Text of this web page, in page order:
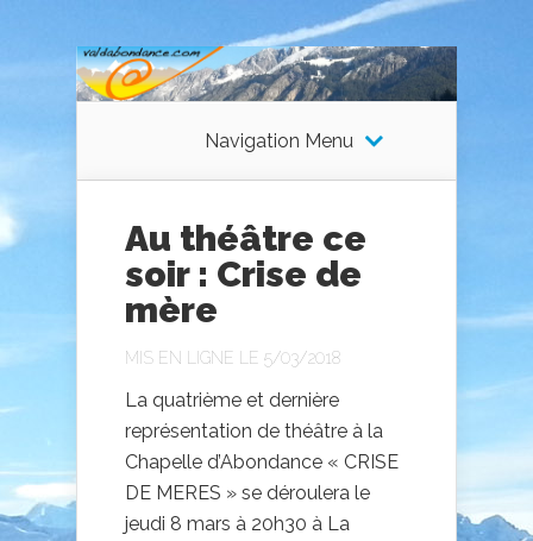
Navigation Menu
Au théâtre ce
soir : Crise de
mère
MIS EN LIGNE LE 5/03/2018
La quatrième et dernière
représentation de théâtre à la
Chapelle d’Abondance « CRISE
DE MERES » se déroulera le
jeudi 8 mars à 20h30 à La